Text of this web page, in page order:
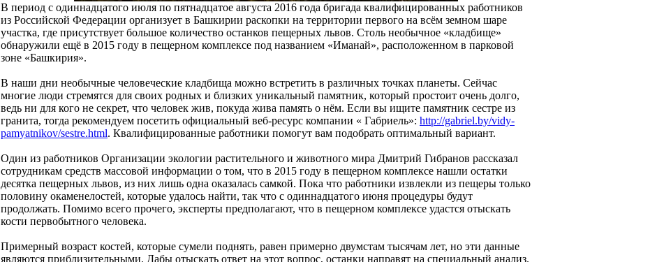
В период с одиннадцатого июля по пятнадцатое августа 2016 года бригада квалифицированных работников
из Российской Федерации организует в Башкирии раскопки на территории первого на всём земном шаре
участка, где присутствует большое количество останков пещерных львов. Столь необычное «кладбище»
обнаружили ещё в 2015 году в пещерном комплексе под названием «Иманай», расположенном в парковой
зоне «Башкирия».
В наши дни необычные человеческие кладбища можно встретить в различных точках планеты. Сейчас
многие люди стремятся для своих родных и близких уникальный памятник, который простоит очень долго,
ведь ни для кого не секрет, что человек жив, покуда жива память о нём. Если вы ищите памятник сестре из
гранита, тогда рекомендуем посетить официальный веб-ресурс компании « Габриель»: http://gabriel.by/vidy-
pamyatnikov/sestre.html. Квалифицированные работники помогут вам подобрать оптимальный вариант.
Один из работников Организации экологии растительного и животного мира Дмитрий Гибранов рассказал
сотрудникам средств массовой информации о том, что в 2015 году в пещерном комплексе нашли остатки
десятка пещерных львов, из них лишь одна оказалась самкой. Пока что работники извлекли из пещеры только
половину окаменелостей, которые удалось найти, так что с одиннадцатого июня процедуры будут
продолжать. Помимо всего прочего, эксперты предполагают, что в пещерном комплексе удастся отыскать
кости первобытного человека.
Примерный возраст костей, которые сумели поднять, равен примерно двумстам тысячам лет, но эти данные
являются приблизительными. Дабы отыскать ответ на этот вопрос, останки направят на специальный анализ.